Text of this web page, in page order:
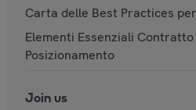
Carta delle Best Practices
Elementi Essenziali
Posizionamento
Join us